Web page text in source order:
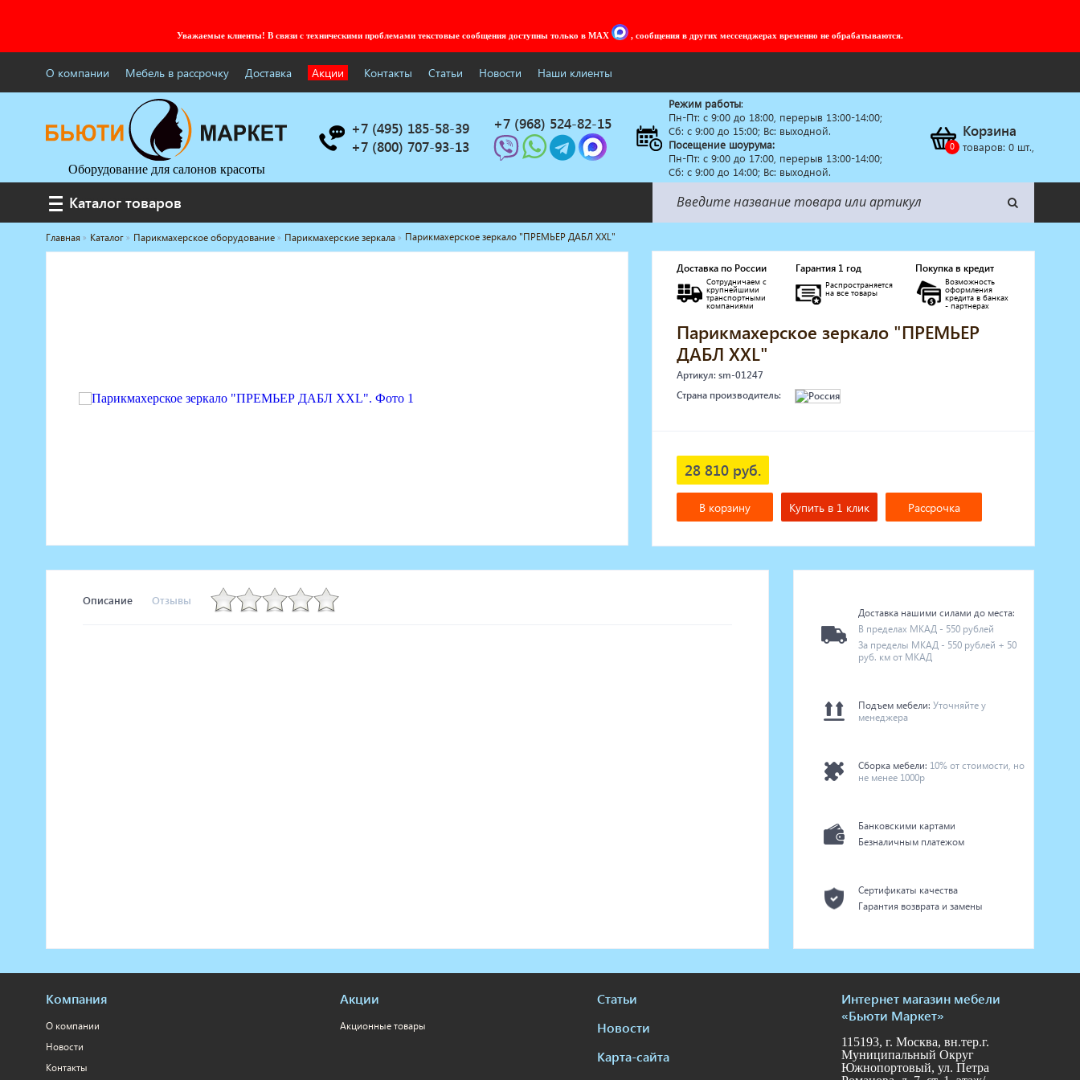
Уважаемые клиенты! В связи с техническими проблемами текстовые сообщения доступны только в MAX , сообщения в других мессенджерах временно не обрабатываются.
О компании Мебель в рассрочку Доставка Акции Контакты Статьи Новости Наши клиенты
Оборудование для салонов красоты
+7 (495) 185-58-39
+7 (800) 707-93-13
+7 (968) 524-82-15
Режим работы:
Пн-Пт: c 9:00 до 18:00, перерыв 13:00-14:00;
Сб: с 9:00 до 15:00; Вс: выходной.
Посещение шоурума:
Пн-Пт: c 9:00 до 17:00, перерыв 13:00-14:00;
Сб: с 9:00 до 14:00; Вс: выходной.
Корзина
товаров: 0шт.,
Каталог товаров
Каталог товаров
Услуги под ключ
Педикюрное оборудование
Солярии
Мебель в стиле Лофт
Доставка за один день
Главная Каталог Парикмахерское оборудование Парикмахерские зеркала Парикмахерское зеркало "ПРЕМЬЕР ДАБЛ XXL"
Доставка по России
Сотрудничаем с
крупнейшими
транспортными
компаниями
Гарантия 1 год
Распространяется
на все товары
Покупка в кредит
Возможность
оформления
кредита в банках
- партнерах
Парикмахерское зеркало "ПРЕМЬЕР
ДАБЛ XXL"
Артикул: sm-01247
Страна производитель:
28 810 руб.
В корзину Купить в 1 клик Рассрочка
Описание Отзывы
Доставка нашими силами до места:
В пределах МКАД - 550 рублей
За пределы МКАД - 550 рублей + 50
руб. км от МКАД
Подъем мебели: Уточняйте у
менеджера
Сборка мебели: 10% от стоимости, но
не менее 1000р
Банковскими картами
Безналичным платежом
Сертификаты качества
Гарантия возврата и замены
Компания
О компании
Новости
Контакты
Акции
Акционные товары
Статьи
Новости
Карта-сайта
Интернет магазин мебели
«Бьюти Маркет»
115193, г. Москва, вн.тер.г.
Муниципальный Округ
Южнопортовый, ул. Петра